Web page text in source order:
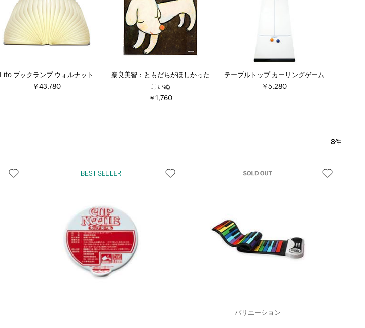
Lito ブックランプ ウォルナット
￥43,780
奈良美智：ともだちがほしかった
こいぬ
￥1,760
テーブルトップ カーリングゲーム
￥5,280
8件
バリエーション